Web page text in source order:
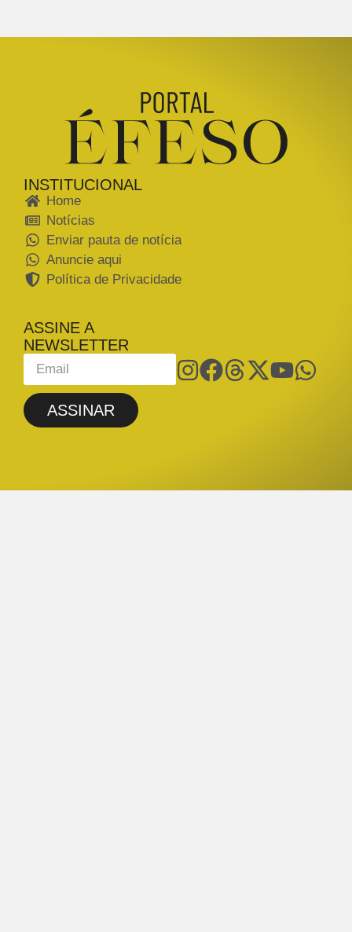
INSTITUCIONAL
Home
Notícias
Enviar pauta de notícia
Anuncie aqui
Política de Privacidade
ASSINE A
NEWSLETTER
ASSINAR